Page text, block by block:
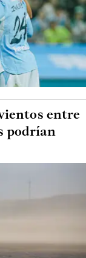
entre
podrían